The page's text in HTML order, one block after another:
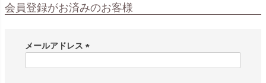
会員登録がお済みのお客様
メールアドレス